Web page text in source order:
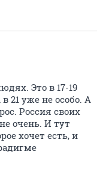
Это в 17-19
21 уже не особо. А
Россия своих
очень. И тут
хочет есть, и